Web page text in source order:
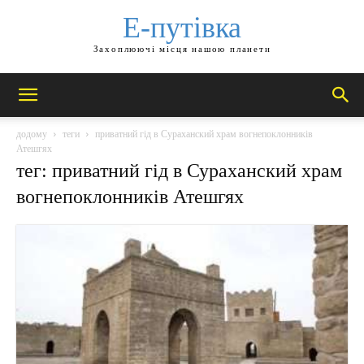
Е-путівка
Захоплюючі місця нашою планети
додому теги
приватний гід в Сураханский храм вогнепоклонників
Атешгях
тег: приватний гід в Сураханский храм
вогнепоклонників Атешгях